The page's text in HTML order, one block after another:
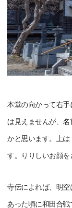
本堂の向かって右
は見えませんが、
かと思います。上
す。りりしいお顔を
寺伝によれば、明
あった頃に和田合